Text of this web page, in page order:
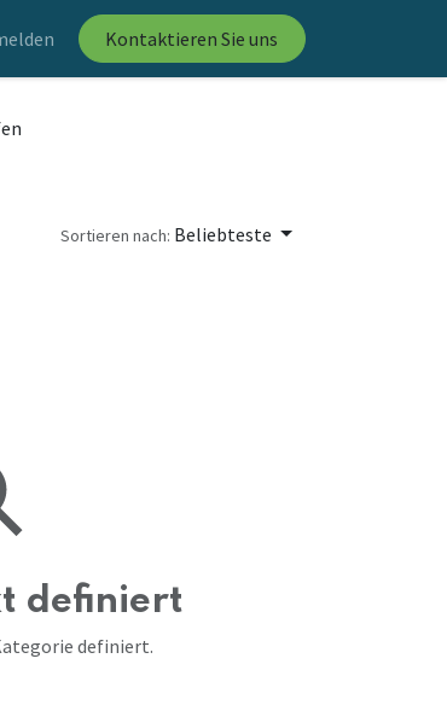
Kontaktieren Sie uns
Sortieren nach: Beliebteste
definiert
definiert.